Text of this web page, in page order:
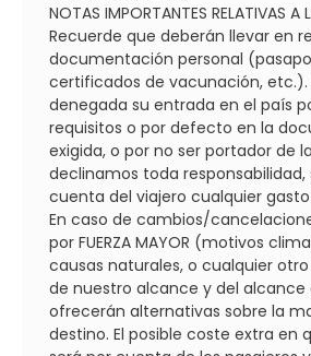
NOTAS IMPORTANTES RELATIVAS A
Recuerde que deberán llevar en
documentación personal
certificados de vacunación, etc.).
denegada su entrada en el país
requisitos o por defecto en la
exigida, o por no ser portador de
declinamos toda responsabilidad,
cuenta del viajero cualquier
En caso de cambios/
por FUERZA MAYOR (motivos
causas naturales, o cualquier
de nuestro alcance y del alcance
ofrecerán alternativas sobre la
destino. El posible coste extra en